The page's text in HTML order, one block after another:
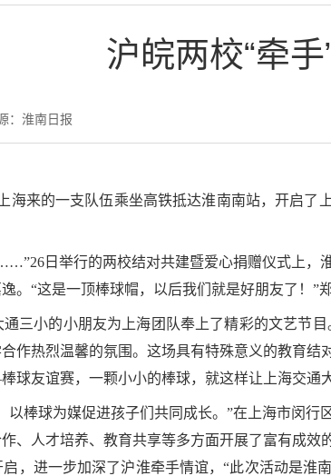
沪皖两校“牵手
：淮南日报
海来的一支队伍乘坐高铁抵达淮南南站，开启
日举行的两校结对共建暨爱心捐赠仪式上，
。“这是一顶棒球帽，以后我们就是好朋友了！”
三小的小朋友为上海团队奉上了精彩的文艺节
作热烈温馨的氛围。这场具有特殊意义的教育结
友谊赛，一颗小小的棒球，就这样让上海交通
以棒球为媒促进孩子们共同成长。”在上海市闵
、人才培养、教育共享等多方面开展了富有成
，进一步加深了沪淮牵手情谊，“此次活动是